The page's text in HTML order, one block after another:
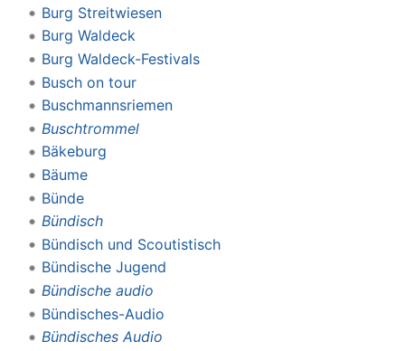
Burg Streitwiesen
Burg Waldeck
Burg Waldeck-Festivals
Busch on tour
Buschmannsriemen
Buschtrommel
Bäkeburg
Bäume
Bünde
Bündisch
Bündisch und Scoutistisch
Bündische Jugend
Bündische audio
Bündisches-Audio
Bündisches Audio